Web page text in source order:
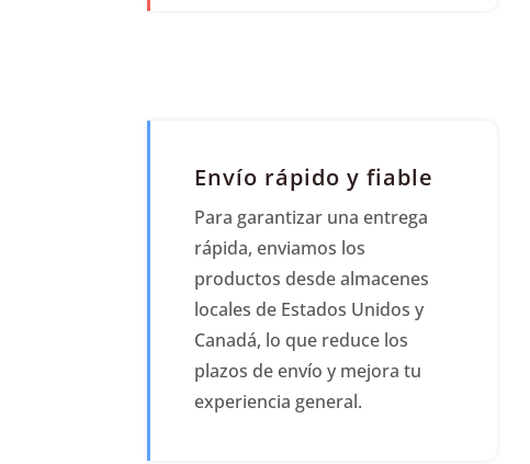
Envío rápido y fiable
Para garantizar una entrega
rápida, enviamos los
productos desde almacenes
locales de Estados Unidos y
Canadá, lo que reduce los
plazos de envío y mejora tu
experiencia general.